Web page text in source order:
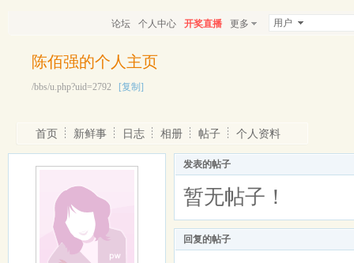
论坛 个人中心 开奖直播 更多 用户
陈佰强的个人主页
/bbs/u.php?uid=2792 [复制]
首页 新鲜事 日志 相册 帖子 个人资料
发表的帖子
暂无帖子！
回复的帖子